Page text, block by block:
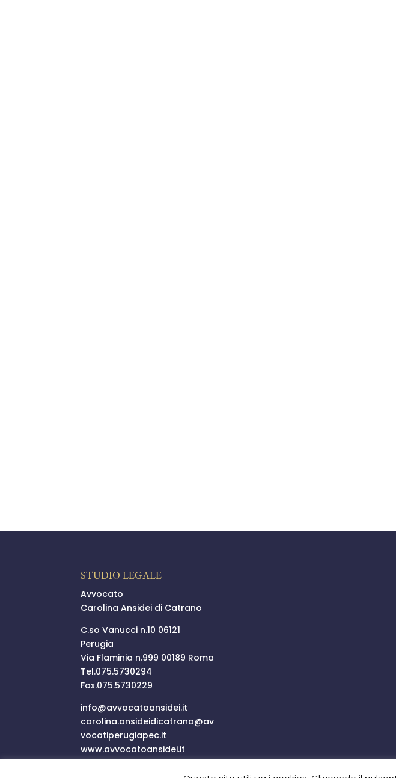
STUDIO LEGALE
Avvocato
Carolina Ansidei di Catrano
C.so Vanucci n.10 06121
Perugia
Via Flaminia n.999 00189 Roma
Tel.075.5730294
Fax.075.5730229
info@avvocatoansidei.it
carolina.ansideidicatrano@av
vocatiperugiapec.it
www.avvocatoansidei.it